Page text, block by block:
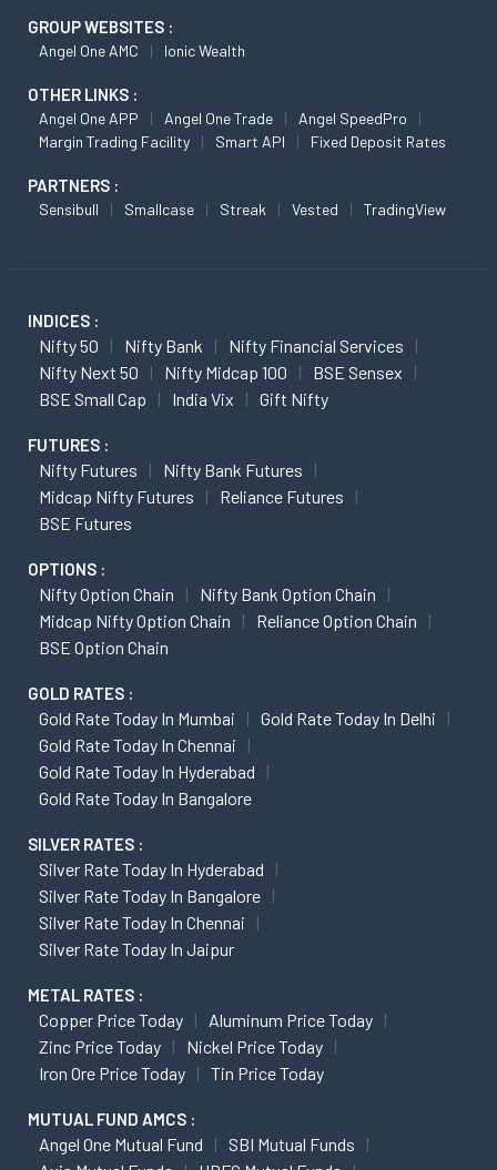
GROUP WEBSITES :
Angel One AMC Ionic Wealth
OTHER LINKS :
Angel One APP Angel One Trade
Angel SpeedPro
Margin Trading Facility
Smart API Fixed Deposit Rates
PARTNERS :
Sensibull Smallcase Streak Vested TradingView
INDICES :
Nifty 50 Nifty Bank
Nifty Financial Services
Nifty Next 50
Nifty Midcap 100
BSE Sensex
BSE Small Cap
India Vix Gift Nifty
FUTURES :
Nifty Futures
Nifty Bank Futures
Midcap Nifty Futures
Reliance Futures
BSE Futures
OPTIONS :
Nifty Option Chain
Nifty Bank Option Chain
Midcap Nifty Option Chain
Reliance Option Chain
BSE Option Chain
GOLD RATES :
Gold Rate Today In Mumbai
Gold Rate Today In Delhi
Gold Rate Today In Chennai
Gold Rate Today In Hyderabad
Gold Rate Today In Bangalore
SILVER RATES :
Silver Rate Today In Hyderabad
Silver Rate Today In Bangalore
Silver Rate Today In Chennai
Silver Rate Today In Jaipur
METAL RATES :
Copper Price Today
Aluminum Price Today
Zinc Price Today
Nickel Price Today
Iron Ore Price Today
Tin Price Today
MUTUAL FUND AMCS :
Angel One Mutual Fund
SBI Mutual Funds